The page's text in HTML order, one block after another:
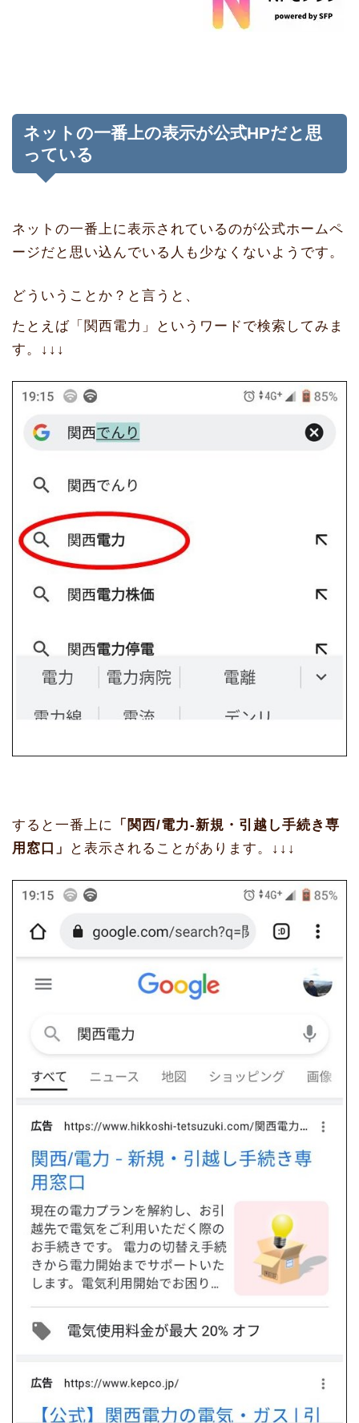
ネットの一番上の表示が公式HPだと思
っている
ネットの一番上に表示されているのが公式ホームペ
ージだと思い込んでいる人も少なくないようです。
どういうことか？と言うと、
たとえば「関西電力」というワードで検索してみま
す。↓↓↓
すると一番上に
「関西/電力-新規・引越し手続き専
用窓口」
と表示されることがあります。↓↓↓